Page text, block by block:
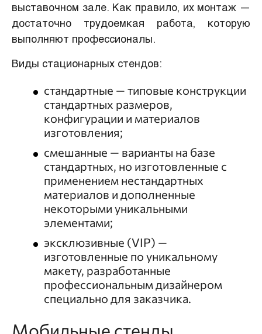
выставочном зале. Как правило, их монтаж —
достаточно трудоемкая работа, которую
выполняют профессионалы.
Виды стационарных стендов:
стандартные — типовые конструкции
стандартных размеров,
конфигурации и материалов
изготовления;
смешанные — варианты на базе
стандартных, но изготовленные с
применением нестандартных
материалов и дополненные
некоторыми уникальными
элементами;
эксклюзивные (VIP) —
изготовленные по уникальному
макету, разработанные
профессиональным дизайнером
специально для заказчика.
Мобильные стенды